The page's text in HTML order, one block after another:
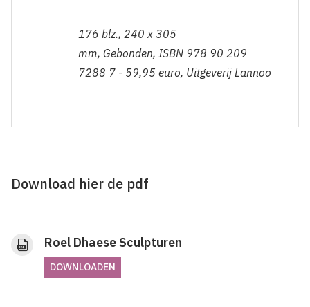
176 blz., 240 x 305
mm, Gebonden, ISBN 978 90 209
7288 7 - 59,95 euro, Uitgeverij Lannoo
Download hier de pdf
Roel Dhaese Sculpturen
DOWNLOADEN